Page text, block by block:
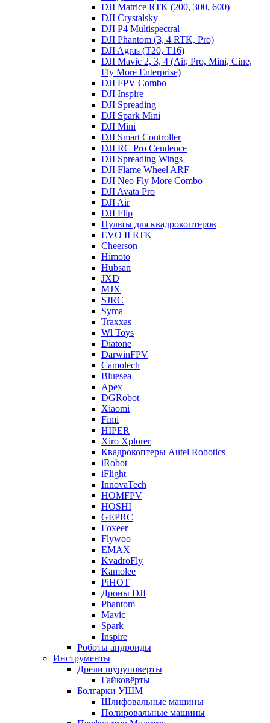
DJI Matrice RTK (200, 300, 600)
DJI Crystalsky
DJI P4 Multispectral
DJI Phantom (3, 4 RTK, Pro)
DJI Agras (T20, T16)
DJI Mavic 2, 3, 4 (Air, Pro, Mini, Cine,
Fly More Enterprise)
DJI FPV Combo
DJI Inspire
DJI Spreading
DJI Spark Mini
DJI Mini
DJI Smart Controller
DJI RC Pro Cendence
DJI Spreading Wings
DJI Flame Wheel ARF
DJI Neo Fly More Combo
DJI Avata Pro
DJI Air
DJI Flip
Пульты для квадрокоптеров
EVO II RTK
Cheerson
Himoto
Hubsan
JXD
MJX
SJRC
Syma
Traxxas
Wl Toys
Diatone
DarwinFPV
Camolech
Bluesea
Apex
DGRobot
Xiaomi
Fimi
HIPER
Xiro Xplorer
Квадрокоптеры Autel Robotics
iRobot
iFlight
InnovaTech
HOMFPV
HOSHI
GEPRC
Foxeer
Flywoo
EMAX
KvadroFly
Kamolee
PiHOT
Дроны DJI
Phantom
Mavic
Spark
Inspire
Роботы андроиды
Инструменты
Дрели шуруповерты
Гайковёрты
Болгарки УШМ
Шлифовальные машины
Полировальные машины